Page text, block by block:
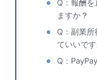
Q：報酬を
ますか？
Q：副業所
ていいです
Q：